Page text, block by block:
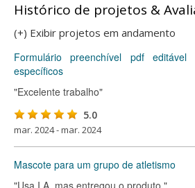
Histórico de projetos &
(+) Exibir projetos em andamento
Formulário preenchível pdf
específicos
"Excelente trabalho"
5.0
mar. 2024 - mar. 2024
Mascote para um grupo de atletismo
"Usa I.A, mas entregou o produto "